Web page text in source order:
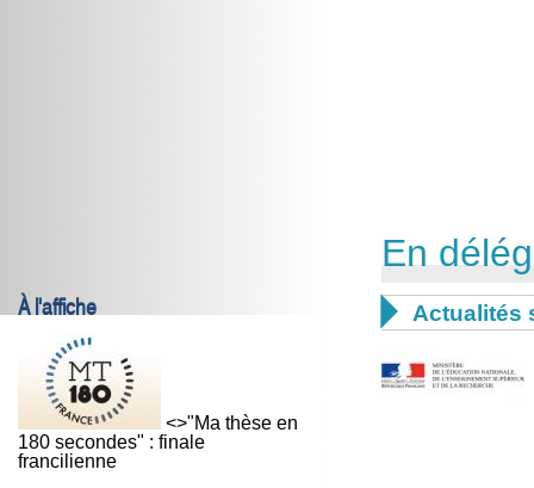
À l'affiche
<>"Ma thèse en
180 secondes" : finale
francilienne
En
 Actualités